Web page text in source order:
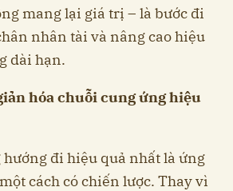
mang lại giá trị – là bước đi
nhân tài và nâng cao hiệu
dài hạn.
hóa chuỗi cung ứng hiệu
đi hiệu quả nhất là ứng
cách có chiến lược. Thay vì